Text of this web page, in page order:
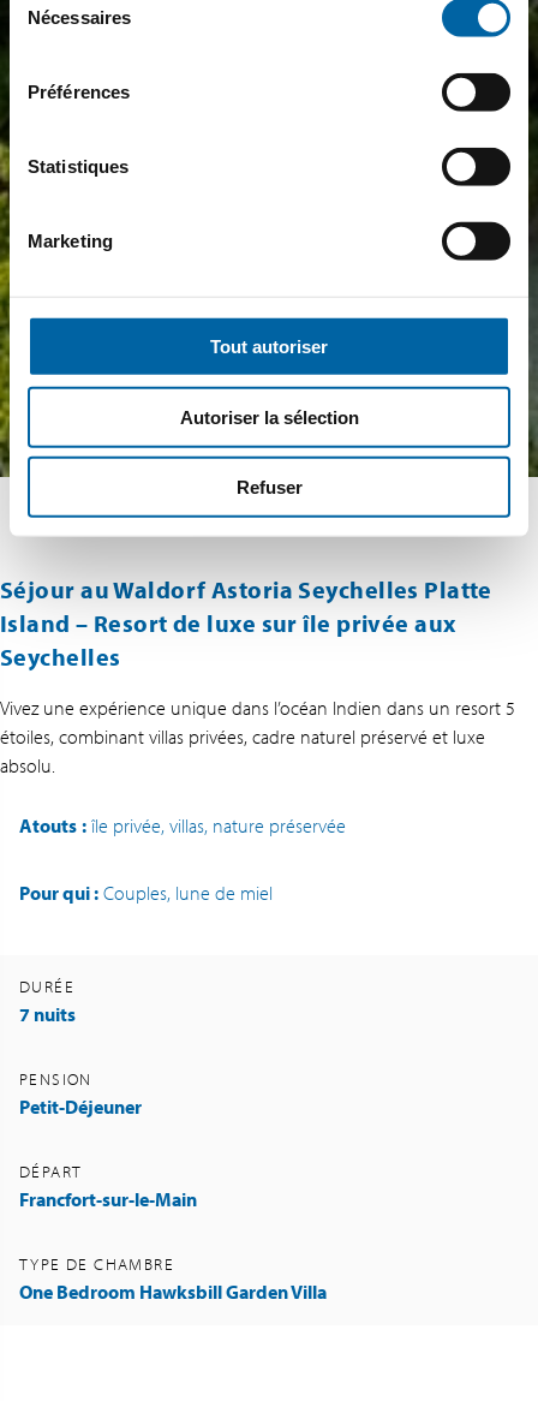
Nécessaires
Préférences
Statistiques
Marketing
Tout autoriser
Autoriser la sélection
Refuser
Séjour au Waldorf Astoria Seychelles Platte
Island – Resort de luxe sur île privée aux
Seychelles
Vivez une expérience unique dans l’océan Indien dans un resort 5
étoiles, combinant villas privées, cadre naturel préservé et luxe
absolu.
Atouts : île privée, villas, nature préservée
Pour qui : Couples, lune de miel
DURÉE
7 nuits
PENSION
Petit-Déjeuner
DÉPART
Francfort-sur-le-Main
TYPE DE CHAMBRE
One Bedroom Hawksbill Garden Villa